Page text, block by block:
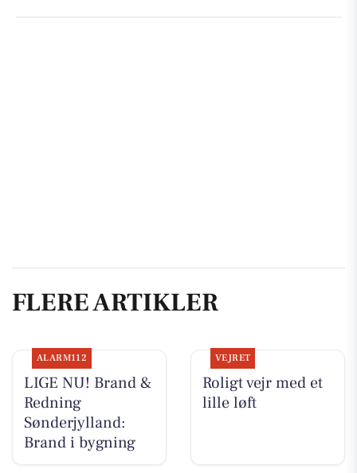
FLERE ARTIKLER
ALARM112
LIGE NU! Brand &
Redning
Sønderjylland:
Brand i bygning
VEJRET
Roligt vejr med et
lille løft